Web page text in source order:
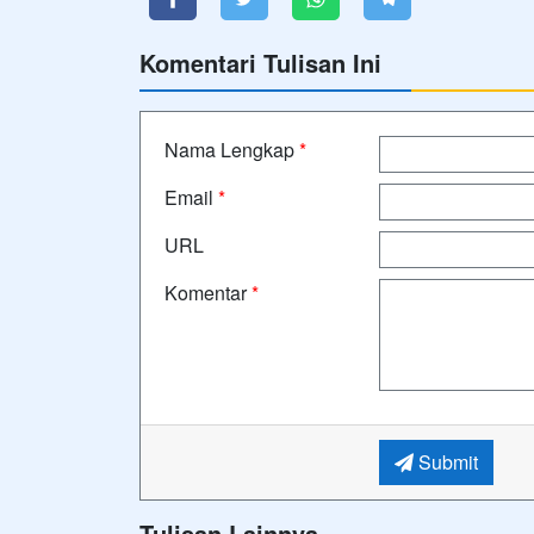
Komentari Tulisan Ini
Nama Lengkap*
Email *
URL
Komentar*
Submit